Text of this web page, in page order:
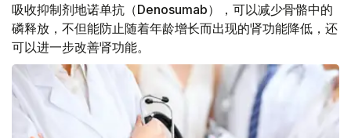
吸收抑制剂地诺单抗（Denosumab），可以减少骨骼中的
磷释放，不但能防止随着年龄增长而出现的肾功能降低，还
可以进一步改善肾功能。